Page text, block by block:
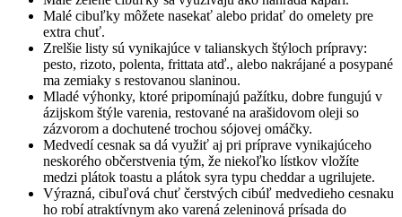
Malé cibuľky môžete nasekať alebo pridať do omelety pre
extra chuť.
Zrelšie listy sú vynikajúce v talianskych štýloch prípravy:
pesto, rizoto, polenta, frittata atď., alebo nakrájané a posypané
ma zemiaky s restovanou slaninou.
Mladé výhonky, ktoré pripomínajú pažítku, dobre fungujú v
ázijskom štýle varenia, restované na arašidovom oleji so
zázvorom a dochutené trochou sójovej omáčky.
Medvedí cesnak sa dá využiť aj pri príprave vynikajúceho
neskorého občerstvenia tým, že niekoľko lístkov vložíte
medzi plátok toastu a plátok syra typu cheddar a ugrilujete.
Výrazná, cibuľová chuť čerstvých cibúľ medvedieho cesnaku
ho robí atraktívnym ako varená zeleninová prísada do